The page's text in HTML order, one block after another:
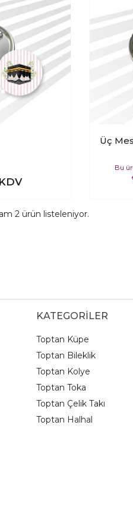
Üç
Bu
2 ürün listeleniyor.
KATEGORİLER
Toptan Küpe
Toptan Bileklik
Toptan Kolye
Toptan Toka
Toptan Çelik Takı
Toptan Halhal